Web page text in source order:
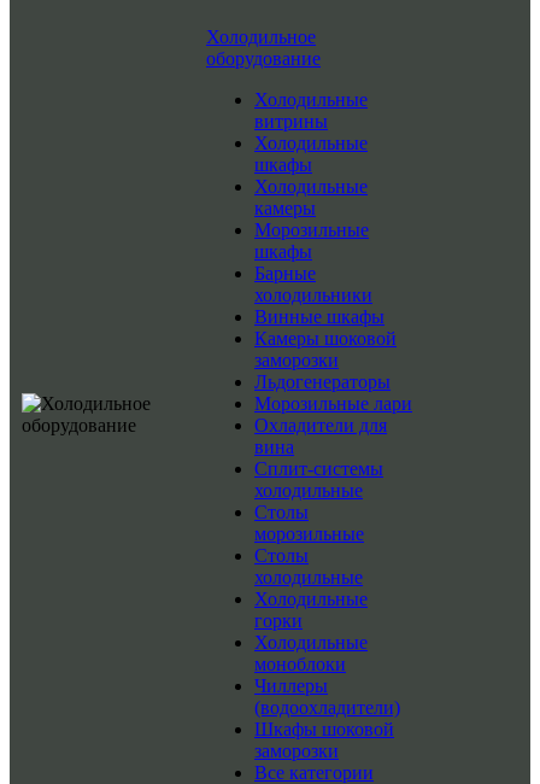
Холодильное
оборудование
Холодильные
витрины
Холодильные
шкафы
Холодильные
камеры
Морозильные
шкафы
Барные
холодильники
Винные шкафы
Камеры шоковой
заморозки
Льдогенераторы
Морозильные лари
Охладители для
вина
Сплит-системы
холодильные
Столы
морозильные
Столы
холодильные
Холодильные
горки
Холодильные
моноблоки
Чиллеры
(водоохладители)
Шкафы шоковой
заморозки
Все категории